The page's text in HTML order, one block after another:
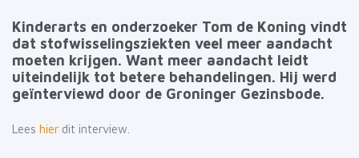
Kinderarts en onderzoeker Tom de Koning vindt
dat stofwisselingsziekten veel meer aandacht
moeten krijgen. Want meer aandacht leidt
uiteindelijk tot betere behandelingen. Hij werd
geïnterviewd door de Groninger Gezinsbode.
Lees hier dit interview.